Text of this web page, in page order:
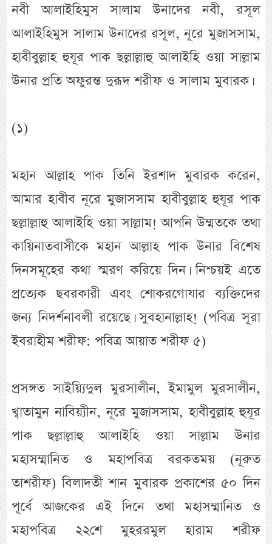
নবী আলাইহিমুস সালাম উনাদের নবী, রসূল
আলাইহিমুস সালাম উনাদের রসূল, নূরে মুজাসসাম,
হাবীবুল্লাহ হুযূর পাক ছল্লাল্লাহু আলাইহি ওয়া সাল্লাম
উনার প্রতি অফুরন্ত দুরূদ শরীফ ও সালাম মুবারক।
(১)
মহান আল্লাহ পাক তিনি ইরশাদ মুবারক করেন,
আমার হাবীব নূরে মুজাসসাম হাবীবুল্লাহ হুযূর পাক
ছল্লাল্লাহু আলাইহি ওয়া সাল্লাম! আপনি উম্মতকে তথা
কায়িনাতবাসীকে মহান আল্লাহ পাক উনার বিশেষ
দিনসমূহের কথা স্মরণ করিয়ে দিন। নিশ্চয়ই এতে
প্রত্যেক ছবরকারী এবং শোকরগোযার ব্যক্তিদের
জন্য নিদর্শনাবলী রয়েছে। সুবহানাল্লাহ! (পবিত্র সূরা
ইবরাহীম শরীফ: পবিত্র আয়াত শরীফ ৫)
প্রসঙ্গত সাইয়্যিদুল মুরসালীন, ইমামুল মুরসালীন,
খ্বাতামুন নাবিয়্যীন, নূরে মুজাসসাম, হাবীবুল্লাহ হুযূর
পাক ছল্লাল্লাহু আলাইহি ওয়া সাল্লাম উনার
মহাসম্মানিত ও মহাপবিত্র বরকতময় (নূরুত
তাশরীফ) বিলাদতী শান মুবারক প্রকাশের ৫০ দিন
পূর্বে আজকের এই দিনে তথা মহাসম্মানিত ও
মহাপবিত্র ২২শে মুহররমুল হারাম শরীফ